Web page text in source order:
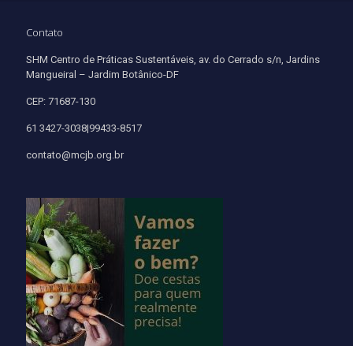
Contato
SHM Centro de Práticas Sustentáveis, av. do Cerrado s/n, Jardins
Mangueiral – Jardim Botânico-DF
CEP: 71687-130
61 3427-3038|99433-8517
contato@mcjb.org.br